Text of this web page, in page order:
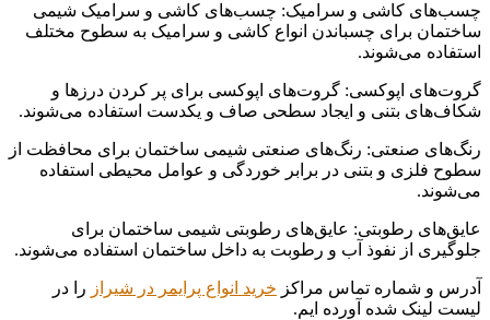
چسب‌های کاشی و سرامیک: چسب‌های کاشی و سرامیک شیمی
ساختمان برای چسباندن انواع کاشی و سرامیک به سطوح مختلف
استفاده می‌شوند.
گروت‌های اپوکسی: گروت‌های اپوکسی برای پر کردن درزها و
شکاف‌های بتنی و ایجاد سطحی صاف و یکدست استفاده می‌شوند.
رنگ‌های صنعتی: رنگ‌های صنعتی شیمی ساختمان برای محافظت از
سطوح فلزی و بتنی در برابر خوردگی و عوامل محیطی استفاده
می‌شوند.
عایق‌های رطوبتی: عایق‌های رطوبتی شیمی ساختمان برای
جلوگیری از نفوذ آب و رطوبت به داخل ساختمان استفاده می‌شوند.
آدرس و شماره تماس مراکز خرید انواع پرایمر در شیراز را در
لیست لینک شده آورده ایم.